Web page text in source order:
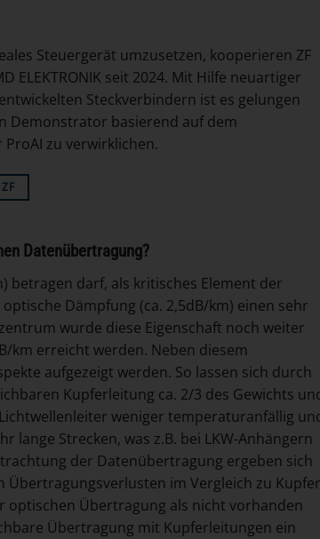
Steuergerät umzusetzen, kooperieren ZF
ELEKTRONIK seit 2024. Mit Hilfe neuartiger
Steckverbindern ist es gelungen
Demonstrator basierend auf dem
zu verwirklichen.
Datenübertragung?
betragen darf, als kritisches Element der
Dämpfung (ca. 2,5dB/km) einen sehr
wurde diese Eigenschaft noch weiter
km erreicht werden. Neben diesem
aufgezeigt werden. So lassen sich durch
Kupferleitung ca. 2/3 des Gewichts
weniger temperaturanfällig
lange Strecken, was z.B. bei LKW-Anhängern
der Datenübertragung ergeben sich
Übertragungsverlusten im Vergleich zu Kupfer
optischen Übertragung als nicht vorhanden
Übertragung mit Kupferleitungen ein